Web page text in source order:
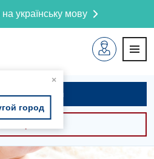
українську мову
×
город
на приём